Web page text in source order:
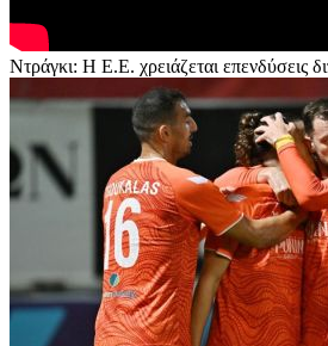
Ντράγκι: Η Ε.Ε. χρειάζεται επενδύσεις